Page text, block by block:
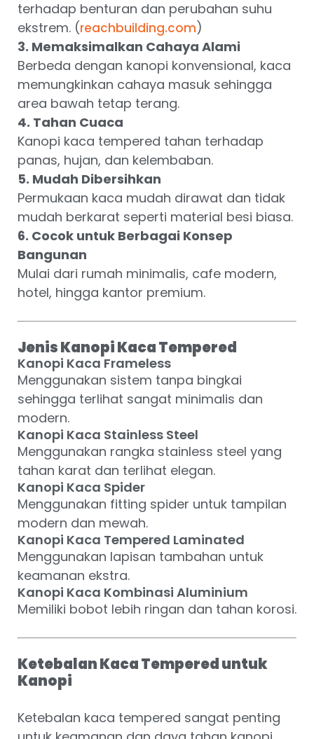
terhadap benturan dan perubahan suhu
ekstrem. (reachbuilding.com)
3. Memaksimalkan Cahaya Alami
Berbeda dengan kanopi konvensional, kaca
memungkinkan cahaya masuk sehingga
area bawah tetap terang.
4. Tahan Cuaca
Kanopi kaca tempered tahan terhadap
panas, hujan, dan kelembaban.
5. Mudah Dibersihkan
Permukaan kaca mudah dirawat dan tidak
mudah berkarat seperti material besi biasa.
6. Cocok untuk Berbagai Konsep
Bangunan
Mulai dari rumah minimalis, cafe modern,
hotel, hingga kantor premium.
Jenis Kanopi Kaca Tempered
Kanopi Kaca Frameless
Menggunakan sistem tanpa bingkai
sehingga terlihat sangat minimalis dan
modern.
Kanopi Kaca Stainless Steel
Menggunakan rangka stainless steel yang
tahan karat dan terlihat elegan.
Kanopi Kaca Spider
Menggunakan fitting spider untuk tampilan
modern dan mewah.
Kanopi Kaca Tempered Laminated
Menggunakan lapisan tambahan untuk
keamanan ekstra.
Kanopi Kaca Kombinasi Aluminium
Memiliki bobot lebih ringan dan tahan korosi.
Ketebalan Kaca Tempered untuk
Kanopi
Ketebalan kaca tempered sangat penting